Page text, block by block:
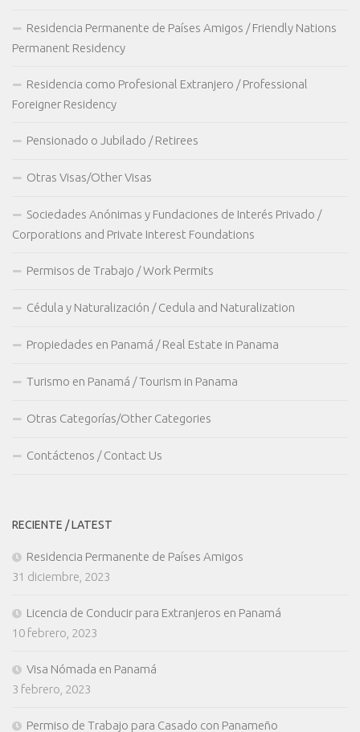
Residencia Permanente de Países Amigos / Friendly Nations
Permanent Residency
Residencia como Profesional Extranjero / Professional
Foreigner Residency
Pensionado o Jubilado / Retirees
Otras Visas/Other Visas
Sociedades Anónimas y Fundaciones de Interés Privado /
Corporations and Private Interest Foundations
Permisos de Trabajo / Work Permits
Cédula y Naturalización / Cedula and Naturalization
Propiedades en Panamá / Real Estate in Panama
Turismo en Panamá / Tourism in Panama
Otras Categorías/Other Categories
Contáctenos / Contact Us
RECIENTE / LATEST
Residencia Permanente de Países Amigos
31 diciembre, 2023
Licencia de Conducir para Extranjeros en Panamá
10 febrero, 2023
Visa Nómada en Panamá
3 febrero, 2023
Permiso de Trabajo para Casado con Panameño